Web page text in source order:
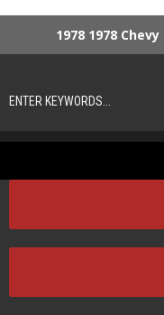
1978 1978